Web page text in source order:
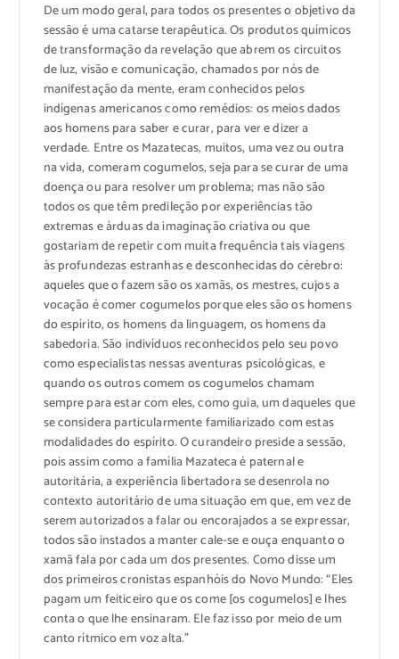
De um modo geral, para todos os presentes o objetivo da
sessão é uma catarse terapêutica. Os produtos químicos
de transformação da revelação que abrem os circuitos
de luz, visão e comunicação, chamados por nós de
manifestação da mente, eram conhecidos pelos
indígenas americanos como remédios: os meios dados
aos homens para saber e curar, para ver e dizer a
verdade. Entre os Mazatecas, muitos, uma vez ou outra
na vida, comeram cogumelos, seja para se curar de uma
doença ou para resolver um problema; mas não são
todos os que têm predileção por experiências tão
extremas e árduas da imaginação criativa ou que
gostariam de repetir com muita frequência tais viagens
às profundezas estranhas e desconhecidas do cérebro:
aqueles que o fazem são os xamãs, os mestres, cujos a
vocação é comer cogumelos porque eles são os homens
do espírito, os homens da linguagem, os homens da
sabedoria. São indivíduos reconhecidos pelo seu povo
como especialistas nessas aventuras psicológicas, e
quando os outros comem os cogumelos chamam
sempre para estar com eles, como guia, um daqueles que
se considera particularmente familiarizado com estas
modalidades do espírito. O curandeiro preside a sessão,
pois assim como a família Mazateca é paternal e
autoritária, a experiência libertadora se desenrola no
contexto autoritário de uma situação em que, em vez de
serem autorizados a falar ou encorajados a se expressar,
todos são instados a manter cale-se e ouça enquanto o
xamã fala por cada um dos presentes. Como disse um
dos primeiros cronistas espanhóis do Novo Mundo:“Eles
pagam um feiticeiro que os come [os cogumelos] e lhes
conta o que lhe ensinaram. Ele faz isso por meio de um
canto rítmico em voz alta.”